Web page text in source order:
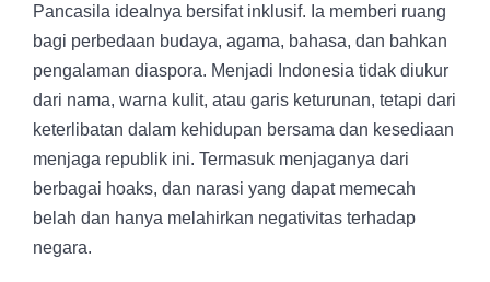
Pancasila idealnya bersifat inklusif. Ia memberi ruang
bagi perbedaan budaya, agama, bahasa, dan bahkan
pengalaman diaspora. Menjadi Indonesia tidak diukur
dari nama, warna kulit, atau garis keturunan, tetapi dari
keterlibatan dalam kehidupan bersama dan kesediaan
menjaga republik ini. Termasuk menjaganya dari
berbagai hoaks, dan narasi yang dapat memecah
belah dan hanya melahirkan negativitas terhadap
negara.